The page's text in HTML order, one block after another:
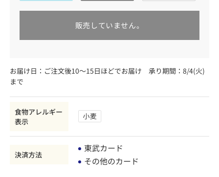
販売していません。
お届け日：ご注文後10～15日ほどでお届け 承り期間：8/4(火)
まで
食物アレルギー
表示
決済方法
東武カード
その他のカード